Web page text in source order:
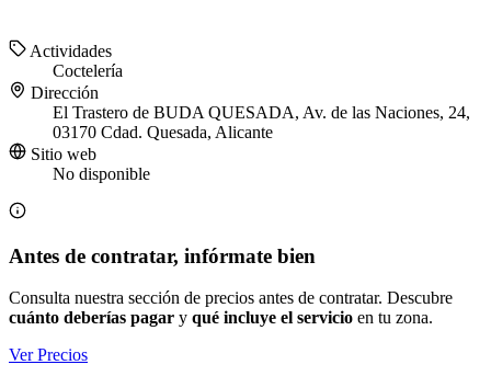
Actividades
Coctelería
Dirección
El Trastero de BUDA QUESADA, Av. de las Naciones, 24,
03170 Cdad. Quesada, Alicante
Sitio web
No disponible
Antes de contratar, infórmate bien
Consulta nuestra sección de precios antes de contratar. Descubre
cuánto deberías pagar y qué incluye el servicio en tu zona.
Ver Precios